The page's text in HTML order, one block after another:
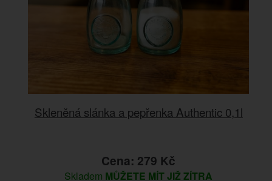
Skleněná slánka a pepřenka Authentic 0,1l
Cena: 279 Kč
Skladem MŮŽETE MÍT JIŽ ZÍTRA